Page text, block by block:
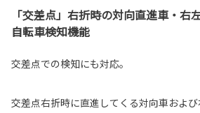
「交差点」右折時の対向直進車・右
自転車検知機能
交差点での検知にも対応。
交差点右折時に直進してくる対向車およ